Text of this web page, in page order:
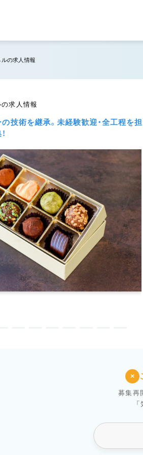
の求人情報
求人情報
技術を継承。未経験歓迎・全工程を
×
募集再